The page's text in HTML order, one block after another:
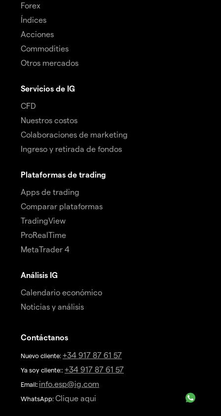
Forex
Índices
Acciones
Commodities
Otros mercados
Servicios de IG
CFD
Nuestros costos
Colaboraciones de marketing
Ingreso y retirada de fondos
Plataformas de trading
Apps de trading
Comparar plataformas
TradingView
ProRealTime
MetaTrader 4
Análisis IG
Calendario económico
Noticias y análisis
Contáctanos
Nuevo cliente: +34 917 87 61 57
Ya soy cliente:: +34 917 87 61 57
Email: info.esp@ig.com
WhatsApp: Clique aqui